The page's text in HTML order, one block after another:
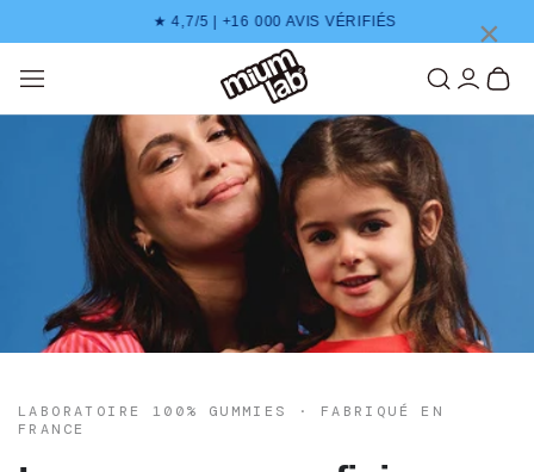
IGNORER LE CONTENU★ 4,7/5 | +16 000 AVIS VÉRIFIÉS
Mon Compte
Panier
LABORATOIRE 100% GUMMIES · FABRIQUÉ EN
FRANCE
×